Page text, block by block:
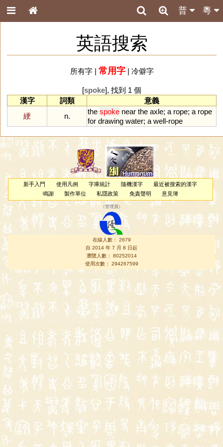
粵
普
英語搜索
所有字| 常用字| 冷僻字
[spoke], 找到 1 個
漢字
詞類
意義
綆
n.
the spoke near the axle; a rope; a rope
for drawing water; a well-rope
新手入門 使用凡例 字庫統計 隨機漢字
最近被搜索的漢字
鳴謝
製作單位 私隱政策 免責聲明 意見簿
（管理員 ）
在線人數： 2679
自 2014 年 7 月 8 日起
瀏覽人數： 80252014
使用次數： 294267599